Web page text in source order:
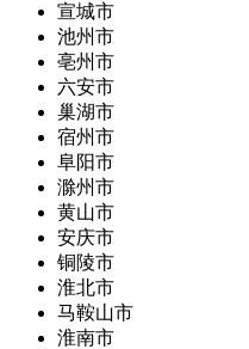
宣城市
池州市
亳州市
六安市
巢湖市
宿州市
阜阳市
滁州市
黄山市
安庆市
铜陵市
淮北市
马鞍山市
淮南市